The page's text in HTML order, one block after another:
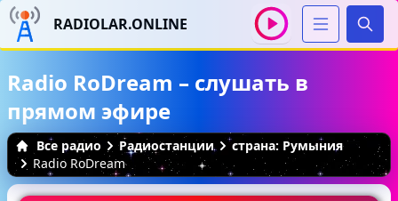
RADIOLAR.ONLINE
Radio RoDream – слушать в
прямом эфире
Все радио Радиостанции
страна: Румыния
Radio RoDream